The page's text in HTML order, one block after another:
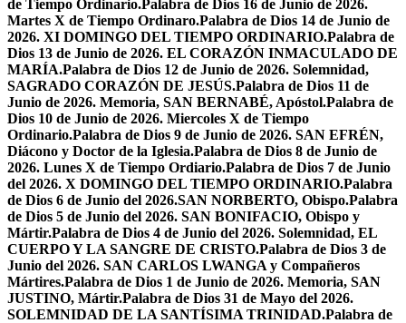
de Tiempo Ordinario.Palabra de Dios 16 de Junio de 2026.
Martes X de Tiempo Ordinaro.Palabra de Dios 14 de Junio de
2026. XI DOMINGO DEL TIEMPO ORDINARIO.Palabra de
Dios 13 de Junio de 2026. EL CORAZÓN INMACULADO DE
MARÍA.Palabra de Dios 12 de Junio de 2026. Solemnidad,
SAGRADO CORAZÓN DE JESÚS.Palabra de Dios 11 de
Junio de 2026. Memoria, SAN BERNABÉ, Apóstol.Palabra de
Dios 10 de Junio de 2026. Miercoles X de Tiempo
Ordinario.Palabra de Dios 9 de Junio de 2026. SAN EFRÉN,
Diácono y Doctor de la Iglesia.Palabra de Dios 8 de Junio de
2026. Lunes X de Tiempo Ordiario.Palabra de Dios 7 de Junio
del 2026. X DOMINGO DEL TIEMPO ORDINARIO.Palabra
de Dios 6 de Junio del 2026.SAN NORBERTO, Obispo.Palabra
de Dios 5 de Junio del 2026. SAN BONIFACIO, Obispo y
Mártir.Palabra de Dios 4 de Junio del 2026. Solemnidad, EL
CUERPO Y LA SANGRE DE CRISTO.Palabra de Dios 3 de
Junio del 2026. SAN CARLOS LWANGA y Compañeros
Mártires.Palabra de Dios 1 de Junio de 2026. Memoria, SAN
JUSTINO, Mártir.Palabra de Dios 31 de Mayo del 2026.
SOLEMNIDAD DE LA SANTÍSIMA TRINIDAD.Palabra de